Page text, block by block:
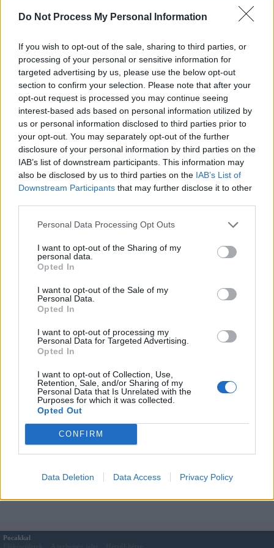
Do Not Process My Personal Information
If you wish to opt-out of the sale, sharing to third parties, or
processing of your personal or sensitive information for
targeted advertising by us, please use the below opt-out
section to confirm your selection. Please note that after your
opt-out request is processed you may continue seeing
interest-based ads based on personal information utilized by
us or personal information disclosed to third parties prior to
your opt-out. You may separately opt-out of the further
disclosure of your personal information by third parties on the
IAB’s list of downstream participants. This information may
also be disclosed by us to third parties on the IAB’s List of
Downstream Participants that may further disclose it to other
Personal Data Processing Opt Outs
I want to opt-out of the Sharing of my
personal data.
Opted In
I want to opt-out of the Sale of my
Personal Data.
Opted In
I want to opt-out of processing my
Personal Data for Targeted Advertising.
Opted In
I want to opt-out of Collection, Use,
Retention, Sale, and/or Sharing of my
Personal Data that Is Unrelated with the
Purposes for which it was collected.
Opted Out
CONFIRM
Data Deletion Data Access Privacy Policy
Magyarországon kedvelt búcsú nap. Az ünnepségen játszott játékok és
desszertek jeles darabja a dió volt. Így diós süteményekben nem volt hiány,
a gyerekek meg diógurító versenyt, arany dió kereső versenyt játszottak.
Az hívő asszonyok "Mária jelenést" remélve a szabadban, a határra
kigyalogolva várták a napfelkeltét. Azt tartották, hogy az arra érdemesek
megpillanthatják a nap első sugarainál Kisasszonyunkat.
Ha ezen a napon esik az eső, esős ősz várható.
A hegyekben élő szőlős gazdák reménykedtek benne, hogy Kisasszony nap
hajnalán nem fog fagyni, mert akkor az hosszú, meleg ősz várható,
Az őszi gabona vetést is ezen a napon kezdték meg, hagyomány volt az
elvetendő búzát Kisasszony napján kiteríteni hajnalban a szabad ég alá,
"Szeptemberi meleg éjszakák finom bort érlelnek.
Kapcsolódó cikkek
Szent Iván éj (Keresztelő Szent János ünnepe) - június 24. előestéje
Apák napja
Sándor - József - Benedek, zsákban hozzák a meleget
Franciska napja - március 9.
Farsang
Pocakkal